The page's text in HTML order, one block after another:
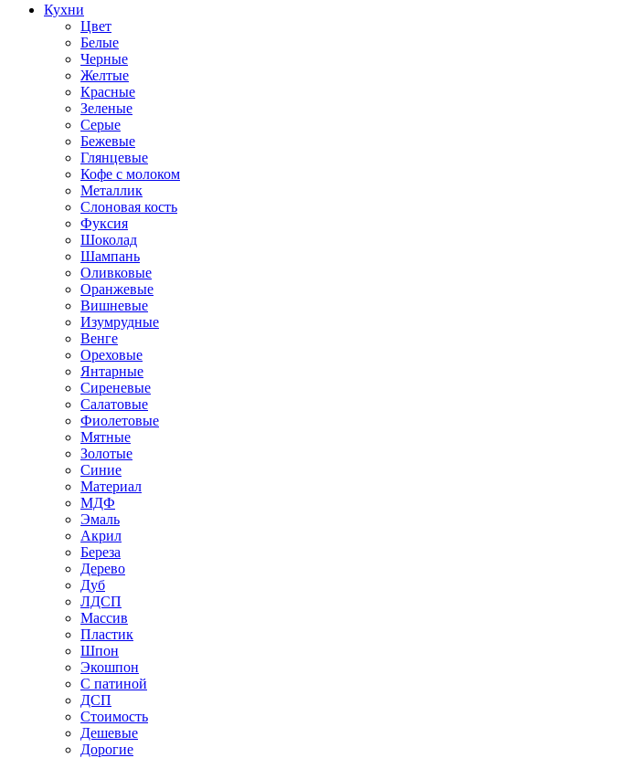
Кухни
Цвет
Белые
Черные
Желтые
Красные
Зеленые
Серые
Бежевые
Глянцевые
Кофе с молоком
Металлик
Слоновая кость
Фуксия
Шоколад
Шампань
Оливковые
Оранжевые
Вишневые
Изумрудные
Венге
Ореховые
Янтарные
Сиреневые
Салатовые
Фиолетовые
Мятные
Золотые
Синие
Материал
МДФ
Эмаль
Акрил
Береза
Дерево
Дуб
ЛДСП
Массив
Пластик
Шпон
Экошпон
С патиной
ДСП
Стоимость
Дешевые
Дорогие